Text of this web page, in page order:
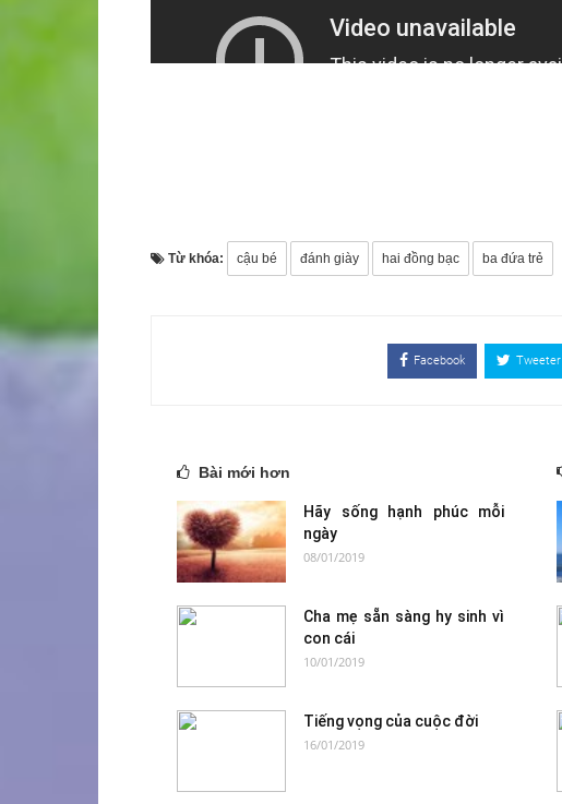
Từ khóa: cậu bé đánh giày hai đồng bạc ba đứa trẻ
Facebook Tweeter
Bài mới hơn
Hãy sống hạnh phúc mỗi
ngày
08/01/2019
Cha mẹ sẵn sàng hy sinh vì
con cái
10/01/2019
Tiếng vọng của cuộc đời
16/01/2019